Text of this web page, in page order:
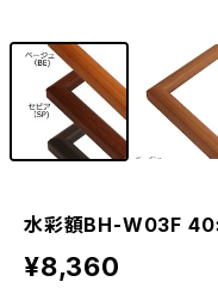
水彩額BH-W03F
¥8,360